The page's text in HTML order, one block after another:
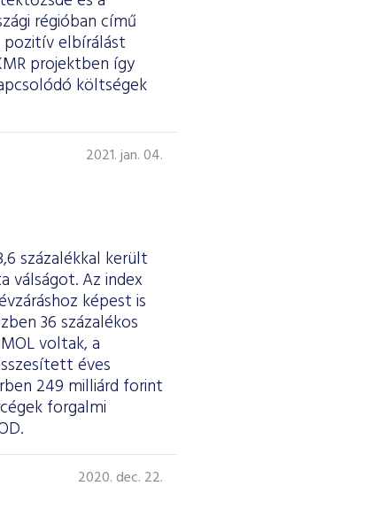
régióban című
pozitív elbírálást
projektben így
költségek
2021. jan. 04.
százalékkal került
válságot. Az index
képest is
36 százalékos
voltak, a
éves
249 milliárd forint
forgalmi
2020. dec. 22.